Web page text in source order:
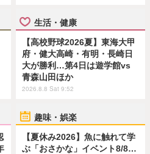
生活・健康
【高校野球2026夏】東海大甲
府・健大高崎・有明・長崎日
大が勝利…第4日は遊学館vs
青森山田ほか
2026.8.8 Sat 9:52
趣味・娯楽
【夏休み2026】魚に触れて学
ぶ「おさかな」イベント8/8…